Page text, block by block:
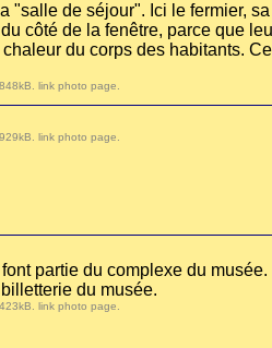
"salle de séjour". Ici le fermier,
côté de la fenêtre, parce que
du corps des habitants.
link photo page
link photo page
partie du complexe du
du musée.
link photo page